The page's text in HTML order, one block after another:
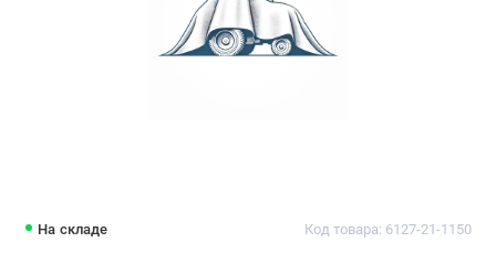
На складе Код товара: 6127-21-1150